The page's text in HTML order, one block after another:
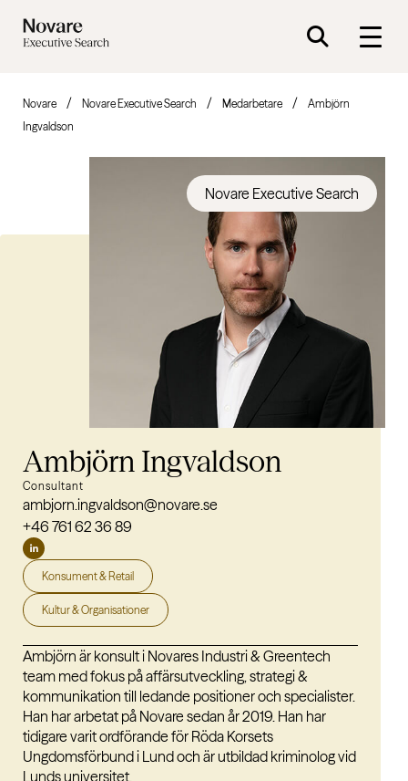
Novare Novare Executive Search Medarbetare
Ambjörn
Ingvaldson
Ambjörn Ingvaldson
Consultant
ambjorn.ingvaldson@novare.se
+46 761 62 36 89
Konsument & Retail
Kultur & Organisationer
Ambjörn är konsult i Novares Industri & Greentech
team med fokus på affärsutveckling, strategi &
kommunikation till ledande positioner och specialister.
Han har arbetat på Novare sedan år 2019. Han har
tidigare varit ordförande för Röda Korsets
Ungdomsförbund i Lund och är utbildad kriminolog vid
Lunds universitet.
Novare Executive Search